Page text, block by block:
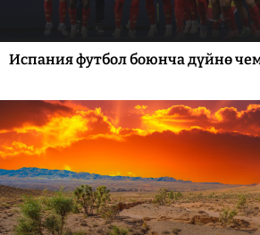
Испания футбол боюнча дүйнө